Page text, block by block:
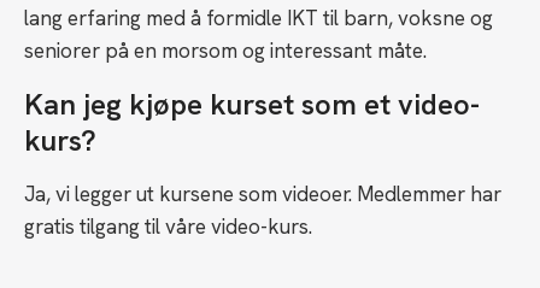
lang erfaring med å formidle IKT til barn, voksne og
seniorer på en morsom og interessant måte.
Kan jeg kjøpe kurset som et video-
kurs?
Ja, vi legger ut kursene som videoer. Medlemmer har
gratis tilgang til våre video-kurs.